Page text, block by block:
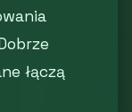
łączą